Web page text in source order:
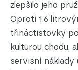
zlepšilo jeho
Oproti 1,6
třináctistovky
kulturou chodu,
servisní náklady